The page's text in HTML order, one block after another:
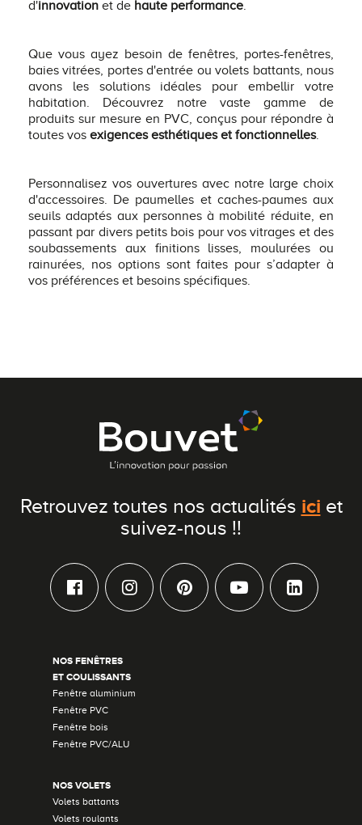
d'innovation et de haute performance.
Que vous ayez besoin de fenêtres, portes-fenêtres,
baies vitrées, portes d'entrée ou volets battants, nous
avons les solutions idéales pour embellir votre
habitation. Découvrez notre vaste gamme de
produits sur mesure en PVC, conçus pour répondre à
toutes vos exigences esthétiques et fonctionnelles.
Personnalisez vos ouvertures avec notre large choix
d'accessoires. De paumelles et caches-paumes aux
seuils adaptés aux personnes à mobilité réduite, en
passant par divers petits bois pour vos vitrages et des
soubassements aux finitions lisses, moulurées ou
rainurées, nos options sont faites pour s’adapter à
vos préférences et besoins spécifiques.
Retrouvez toutes nos actualités ici et
suivez-nous !!
NOS FENÊTRES
ET COULISSANTS
Fenêtre aluminium
Fenêtre PVC
Fenêtre bois
Fenêtre PVC/ALU
NOS VOLETS
Volets battants
Volets roulants